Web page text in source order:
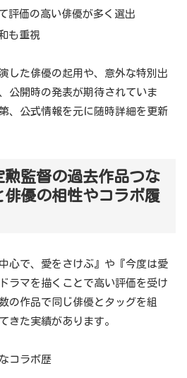
評価の高い俳優が多く選出
も重視
した俳優の起用や、意外な特別出
公開時の発表が期待されていま
、公式情報を元に随時詳細を更新
勲監督の過去作品つな
優の相性やコラボ履
心で、愛をさけぶ』や『今度は愛
ラマを描くことで高い評価を受け
の作品で同じ俳優とタッグを組
きた実績があります。
コラボ歴